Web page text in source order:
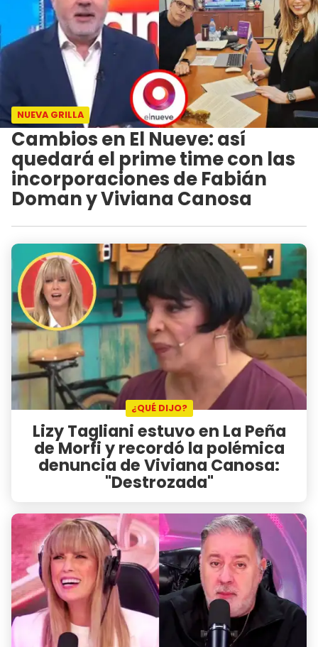
NUEVA GRILLA
Cambios en El Nueve: así
quedará el prime time con las
incorporaciones de Fabián
Doman y Viviana Canosa
¿QUÉ DIJO?
Lizy Tagliani estuvo en La Peña
de Morfi y recordó la polémica
denuncia de Viviana Canosa:
"Destrozada"